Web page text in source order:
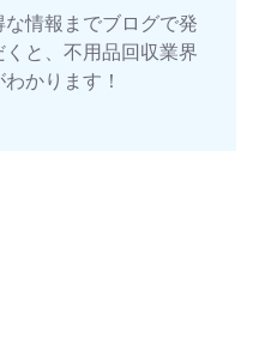
情報までブログで発
と、不用品回収業界
かります！